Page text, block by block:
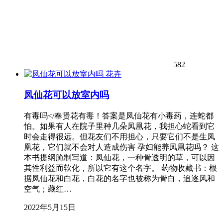
582
花卉
凤仙花可以放室内吗
有毒吗</奉贤花有毒！答案是凤仙花有小毒药，连蛇都
怕。如果有人在院子里种几朵凤凰花，我担心蛇看到它
时会走得很远。但花友们不用担心，只要它们不是生凤
凰花，它们就不会对人造成伤害 孕妇能养凤凰花吗？ 这
本书提纲腌制写道：凤仙花，一种骨透明的草，可以因
其性利益而软化，所以它有这个名字。 药物收藏书：根
据凤仙花和白花，白花的名字也被称为骨白，追逐风和
空气；藏红…
2022年5月15日